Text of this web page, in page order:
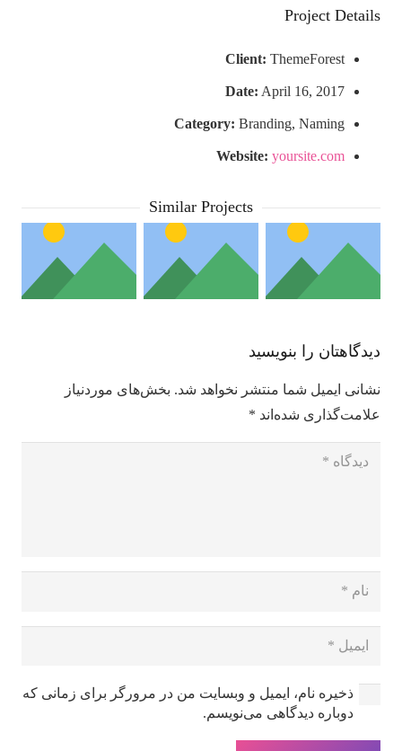
Project Details
Client: ThemeForest
Date: April 16, 2017
Category: Branding, Naming
Website: yoursite.com
Similar Projects
Project
Link
openning
in a new
tab
Vimeo
YouTube
دیدگاهتان را بنویسید
نشانی ایمیل شما منتشر نخواهد شد. بخش‌های موردنیاز
علامت‌گذاری شده‌اند *
ذخیره نام، ایمیل و وبسایت من در مرورگر برای زمانی که
دوباره دیدگاهی می‌نویسم.